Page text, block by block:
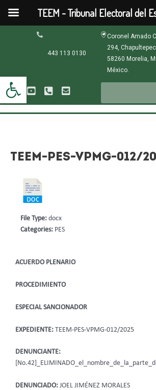
Abrir barra de herramientas
contenido
443 113 0130
Coronel Amado
294,
58260 Morelia,
México.
TEEM-PES-VPMG-012/
ACUERDO PLENARIO
PROCEDIMIENTO
ESPECIAL SANCIONADOR
EXPEDIENTE: TEEM-PES-VPMG-012/2025
DENUNCIANTE:
DENUNCIADO: JOEL JIMÉNEZ MORALES
File Type: docx
Categories: PES
TEEM - Tribunal Electoral del